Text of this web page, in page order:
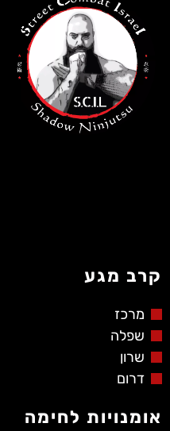
קרב מגע
מרכז
שפלה
שרון
דרום
אומנויות לחימה